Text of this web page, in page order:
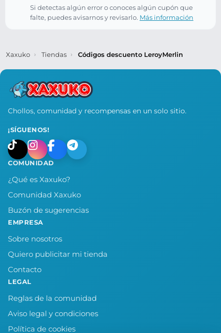
Si detectas algún error o conoces algún cupón que
falte, puedes avisarnos y revisarlo. Más información
Xaxuko Tiendas Códigos descuento LeroyMerlin
Chollos, comunidad y recompensas en un solo sitio.
¡SÍGUENOS!
COMUNIDAD
¿Qué es Xaxuko?
Comunidad Xaxuko
Buzón de sugerencias
EMPRESA
Sobre nosotros
Quiero publicitar mi tienda
Contacto
LEGAL
Reglas de la comunidad
Aviso legal y condiciones
Política de cookies